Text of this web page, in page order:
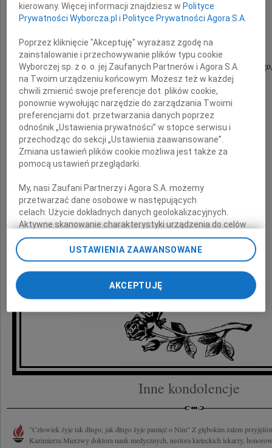
nauczyciela akademickiego,
wieloletniego działacza na rzecz ruchu
społecznika
Rodzinie
składam głębokie wyrazy współczucia
Wojciech Lubawski
Prezydent Miasta Kielce
Inne kondolencje
"Człowiek żyje tak długo, jak długo żyje pamięć o Nim" Z głębokim żalem
Kazimierza Mierzwy doktora nauk medycznych, nestora kieleckich lekarzy,
kierowany. Więcej informacji znajdziesz w Polityce
Prywatności Wyborcza.pl i Polityce Prywatności Agora S.A.
Poprzez kliknięcie "Akceptuję" wyrażasz zgodę na
zainstalowanie i przechowywanie plików typu cookie
Wyborczej sp. z o. o. jej Zaufanych Partnerów i Agora S.A.
na Twoim urządzeniu końcowym. Możesz też w każdej
chwili zmienić swoje preferencje dot. plików cookie,
ponownie wywołując narzędzie do zarządzania Twoimi
preferencjami dot. przetwarzania danych poprzez
odnośnik „Ustawienia prywatności” w stopce serwisu i
przechodząc do sekcji „Ustawienia zaawansowane”.
Zmiana ustawień plików cookie możliwa jest także za
pomocą ustawień przeglądarki.
My, nasi Zaufani Partnerzy i Agora S.A. możemy
przetwarzać dane osobowe w następujących
celach:Użycie dokładnych danych geolokalizacyjnych.
Aktywne skanowanie charakterystyki urządzenia do celów
identyfikacji. Przechowywanie informacji na urządzeniu lub
dostęp do nich. Spersonalizowane reklamy i treści, pomiar
reklam i treści, badnie odbiorców i ulepszanie usług.
Lista Zaufanych Partnerów
USTAWIENIA ZAAWANSOWANE
AKCEPTUJĘ